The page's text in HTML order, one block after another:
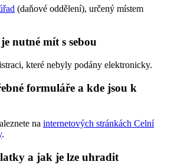
(daňové oddělení), určený místem
nutné mít s sebou
které nebyly podány elektronicky.
formuláře a kde jsou k
na internetových stránkách Celní
.
a jak je lze uhradit